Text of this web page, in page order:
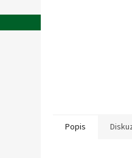
Popis